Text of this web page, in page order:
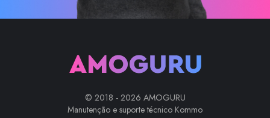
© 2018 - 2026 AMOGURU
Manutenção e suporte técnico Kommo